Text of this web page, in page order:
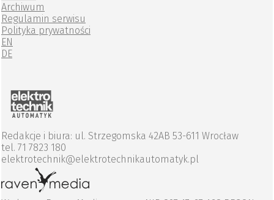
Archiwum
Regulamin serwisu
Polityka prywatności
EN
DE
Redakcje i biura: ul. Strzegomska 42AB 53-611 Wrocław
tel. 71 7823 180
elektrotechnik@elektrotechnikautomatyk.pl